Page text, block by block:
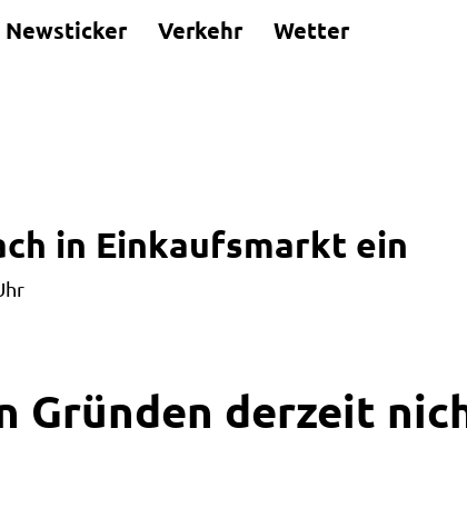
Newsticker Verkehr Wetter
in Einkaufsmarkt ein
Gründen derzeit